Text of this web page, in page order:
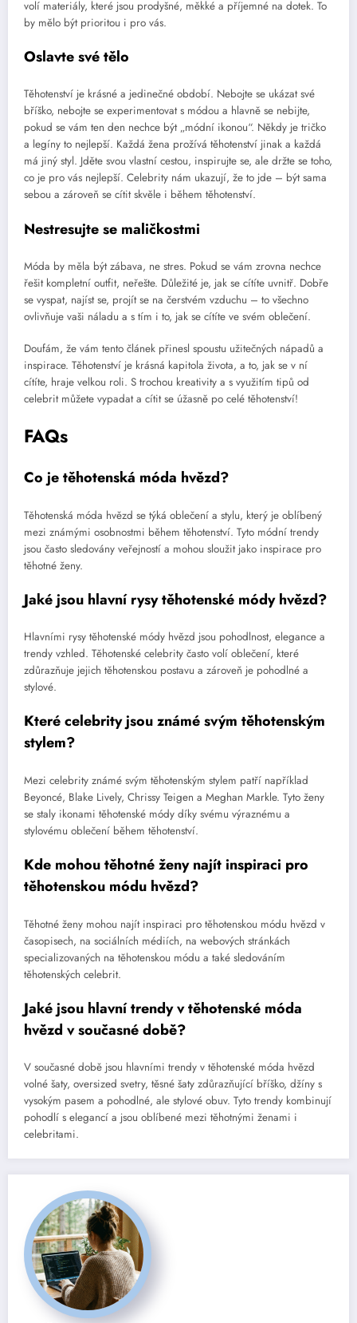
volí materiály, které jsou prodyšné, měkké a příjemné na dotek. To
by mělo být prioritou i pro vás.
Oslavte své tělo
Těhotenství je krásné a jedinečné období. Nebojte se ukázat své
bříško, nebojte se experimentovat s módou a hlavně se nebijte,
pokud se vám ten den nechce být „módní ikonou“. Někdy je tričko
a legíny to nejlepší. Každá žena prožívá těhotenství jinak a každá
má jiný styl. Jděte svou vlastní cestou, inspirujte se, ale držte se toho,
co je pro vás nejlepší. Celebrity nám ukazují, že to jde – být sama
sebou a zároveň se cítit skvěle i během těhotenství.
Nestresujte se maličkostmi
Móda by měla být zábava, ne stres. Pokud se vám zrovna nechce
řešit kompletní outfit, neřešte. Důležité je, jak se cítíte uvnitř. Dobře
se vyspat, najíst se, projít se na čerstvém vzduchu – to všechno
ovlivňuje vaši náladu a s tím i to, jak se cítíte ve svém oblečení.
Doufám, že vám tento článek přinesl spoustu užitečných nápadů a
inspirace. Těhotenství je krásná kapitola života, a to, jak se v ní
cítíte, hraje velkou roli. S trochou kreativity a s využitím tipů od
celebrit můžete vypadat a cítit se úžasně po celé těhotenství!
FAQs
Co je těhotenská móda hvězd?
Těhotenská móda hvězd se týká oblečení a stylu, který je oblíbený
mezi známými osobnostmi během těhotenství. Tyto módní trendy
jsou často sledovány veřejností a mohou sloužit jako inspirace pro
těhotné ženy.
Jaké jsou hlavní rysy těhotenské módy hvězd?
Hlavními rysy těhotenské módy hvězd jsou pohodlnost, elegance a
trendy vzhled. Těhotenské celebrity často volí oblečení, které
zdůrazňuje jejich těhotenskou postavu a zároveň je pohodlné a
stylové.
Které celebrity jsou známé svým těhotenským
stylem?
Mezi celebrity známé svým těhotenským stylem patří například
Beyoncé, Blake Lively, Chrissy Teigen a Meghan Markle. Tyto ženy
se staly ikonami těhotenské módy díky svému výraznému a
stylovému oblečení během těhotenství.
Kde mohou těhotné ženy najít inspiraci pro
těhotenskou módu hvězd?
Těhotné ženy mohou najít inspiraci pro těhotenskou módu hvězd v
časopisech, na sociálních médiích, na webových stránkách
specializovaných na těhotenskou módu a také sledováním
těhotenských celebrit.
Jaké jsou hlavní trendy v těhotenské móda
hvězd v současné době?
V současné době jsou hlavními trendy v těhotenské móda hvězd
volné šaty, oversized svetry, těsné šaty zdůrazňující bříško, džíny s
vysokým pasem a pohodlné, ale stylové obuv. Tyto trendy kombinují
pohodlí s elegancí a jsou oblíbené mezi těhotnými ženami i
celebritami.